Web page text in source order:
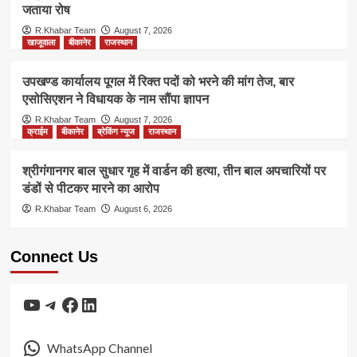
जताया रोष
R.Khabar Team
August 7, 2026
खाजूवाला
बीकानेर राजस्थान
उपखण्ड कार्यालय पूगल में रिक्त पदों को भरने की मांग तेज, बार
एसोसिएशन ने विधायक के नाम सौंपा ज्ञापन
R.Khabar Team
August 7, 2026
क्राईम
बीकानेर ब्रेकिंग न्यूज राजस्थान
श्रीगंगानगर बाल सुधार गृह में वार्डन की हत्या, तीन बाल अपचारियों पर
डंडों से पीटकर मारने का आरोप
R.Khabar Team August 6, 2026
Connect Us
YouTube
Telegram
Facebook
LinkedIn
WhatsApp Channel